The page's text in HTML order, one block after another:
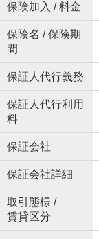
保険加入 / 料金
保険名 / 保険期
間
保証人代行義務
保証人代行利用
料
保証会社
保証会社詳細
取引態様 /
賃貸区分